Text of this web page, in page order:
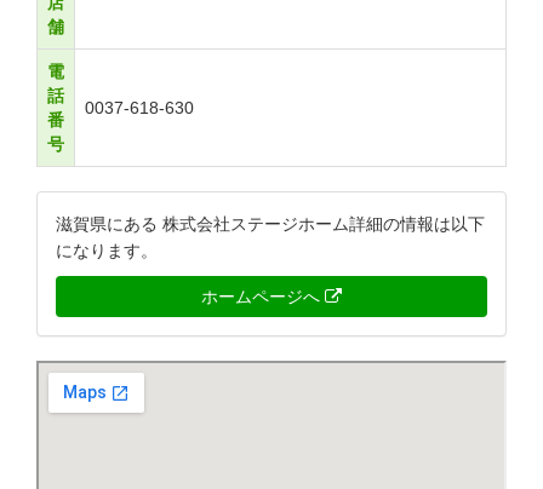
舗
電
話
番
号
0037-618-630
滋賀県にある 株式会社ステージホーム詳細の情報は以下
になります。
ホームページへ